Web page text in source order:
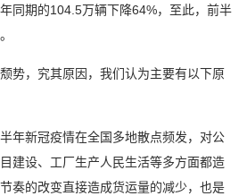
同期的104.5万辆下降64%，至此，前半
势，究其原因，我们认为主要有以下原
年新冠疫情在全国多地散点频发，对公
建设、工厂生产人民生活等多方面都造
奏的改变直接造成货运量的减少，也是